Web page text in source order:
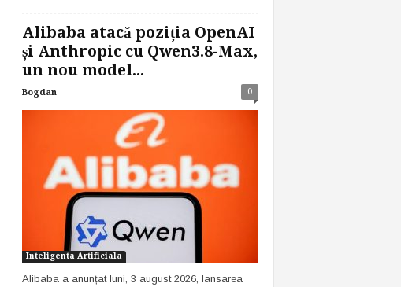
Alibaba atacă poziția OpenAI
și Anthropic cu Qwen3.8-Max,
un nou model...
Bogdan 0
Inteligenta Artificiala
Alibaba a anunțat luni, 3 august 2026, lansarea